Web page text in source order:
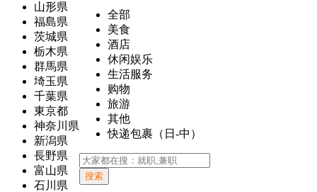
山形県
福島県
茨城県
栃木県
群馬県
埼玉県
千葉県
東京都
神奈川県
新潟県
長野県
富山県
石川県
全部
美食
酒店
休闲娱乐
生活服务
购物
旅游
其他
快递包裹（日-中）
搜索